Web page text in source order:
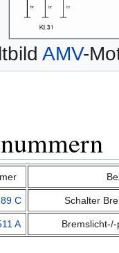
AMV-
C Schalter
A